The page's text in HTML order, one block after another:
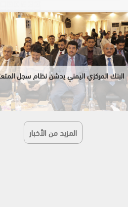
البنك المركزي اليمني يدشن نظام سجل
المزيد من الأخبار